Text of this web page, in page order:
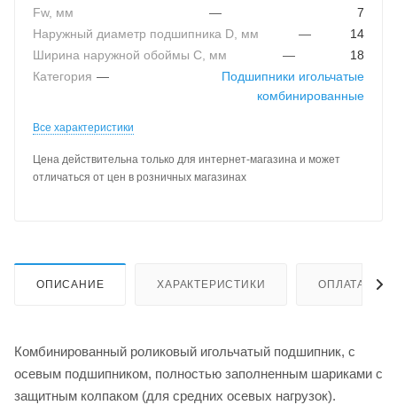
Fw, мм
—
7
Наружный диаметр подшипника D, мм
—
14
Ширина наружной обоймы C, мм
—
18
Категория —
Подшипники игольчатые
комбинированные
Все характеристики
Цена действительна только для интернет-магазина и может
отличаться от цен в розничных магазинах
ОПИСАНИЕ ХАРАКТЕРИСТИКИ ОПЛАТА
Комбинированный роликовый игольчатый подшипник, с
осевым подшипником, полностью заполненным шариками с
защитным колпаком (для средних осевых нагрузок).